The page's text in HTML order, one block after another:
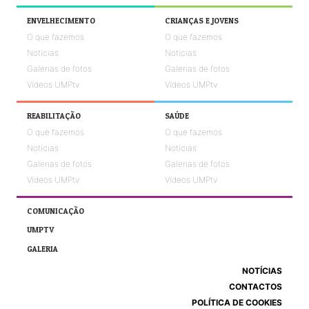
ENVELHECIMENTO
O que fazemos
Notícias
Galerias de fotos
Vídeos UMPtv
CRIANÇAS E JOVENS
O que fazemos
Notícias
Galerias de fotos
Vídeos UMPtv
REABILITAÇÃO
O que fazemos
Notícias
Galerias de fotos
Vídeos UMPtv
SAÚDE
O que fazemos
Notícias
Galerias de fotos
Vídeos UMPtv
COMUNICAÇÃO
UMPTV
GALERIA
NOTÍCIAS
CONTACTOS
POLÍTICA DE COOKIES